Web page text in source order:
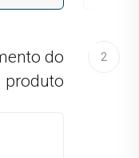
2
do
produto